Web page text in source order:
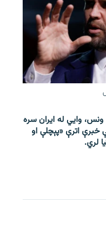
وايي له ایران سره
خبرې اترې «پېچلې او
لري.